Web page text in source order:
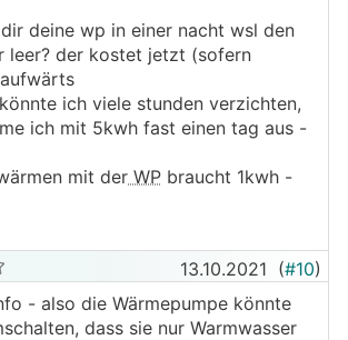
Wärmepumpe zur Info, die
auch heizen muss zur
.
Grund bräuchte ich eben alle 3
bei einem wirklich guten
mir 3 Batteriewechselrichter
erspart bleiben, außer es kommt
bedienen kann.
deine wp in einer nacht wsl den
leer? der kostet jetzt (sofern
ich viele stunden verzichten,
ich mit 5kwh fast einen tag aus -
mit der WP braucht 1kwh -
13.10.2021 (#10)
- also die Wärmepumpe könnte
dass sie nur Warmwasser